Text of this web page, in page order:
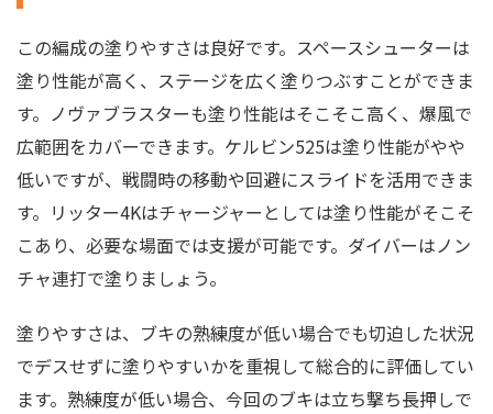
この編成の塗りやすさは良好です。スペースシューターは
塗り性能が高く、ステージを広く塗りつぶすことができま
す。ノヴァブラスターも塗り性能はそこそこ高く、爆風で
広範囲をカバーできます。ケルビン525は塗り性能がやや
低いですが、戦闘時の移動や回避にスライドを活用できま
す。リッター4Kはチャージャーとしては塗り性能がそこそ
こあり、必要な場面では支援が可能です。ダイバーはノン
チャ連打で塗りましょう。
塗りやすさは、ブキの熟練度が低い場合でも切迫した状況
でデスせずに塗りやすいかを重視して総合的に評価してい
ます。熟練度が低い場合、今回のブキは立ち撃ち長押しで